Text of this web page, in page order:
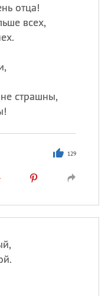
отца!
всех,
страшны,
129